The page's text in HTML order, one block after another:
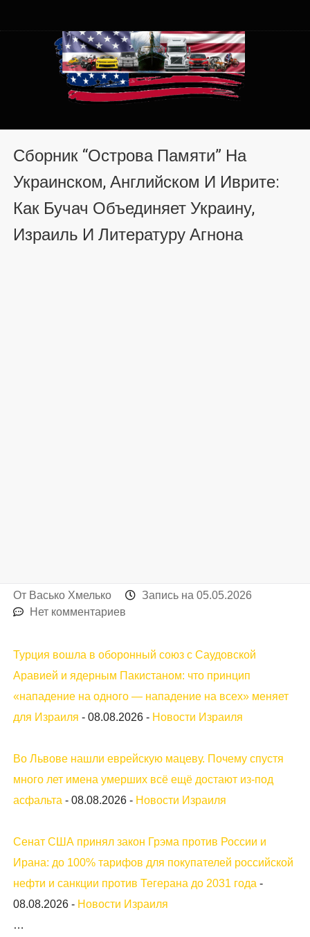
Хмельницком от auto.km.ua
Сборник “Острова Памяти” На
Украинском, Английском И Иврите:
Как Бучач Объединяет Украину,
Израиль И Литературу Агнона
От Васько Хмелько Запись на05.05.2026
Нет комментариев
Турция вошла в оборонный союз с Саудовской
Аравией и ядерным Пакистаном: что принцип
«нападение на одного — нападение на всех» меняет
для Израиля -08.08.2026 - Новости Израиля
Во Львове нашли еврейскую мацеву. Почему спустя
много лет имена умерших всё ещё достают из-под
асфальта -08.08.2026 - Новости Израиля
Сенат США принял закон Грэма против России и
Ирана: до 100% тарифов для покупателей российской
нефти и санкции против Тегерана до 2031 года -
08.08.2026 - Новости Израиля
…